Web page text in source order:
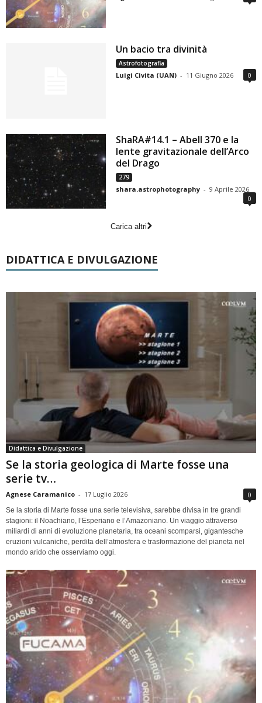
Un bacio tra divinità
Astrofotografia
Luigi Civita (UAN) - 11 Giugno 2026 0
ShaRA#14.1 – Abell 370 e la
lente gravitazionale dell’Arco
del Drago
279
shara.astrophotography - 9 Aprile 2026
0
Carica altri
DIDATTICA E DIVULGAZIONE
Didattica e Divulgazione
Se la storia geologica di Marte fosse una
serie tv…
Agnese Caramanico - 17 Luglio 2026 0
Se la storia di Marte fosse una serie televisiva, sarebbe divisa in tre grandi
stagioni: il Noachiano, l’Esperiano e l’Amazoniano. Un viaggio attraverso
miliardi di anni di evoluzione planetaria, tra oceani scomparsi, gigantesche
eruzioni vulcaniche, perdita dell’atmosfera e trasformazione del pianeta nel
mondo arido che osserviamo oggi.